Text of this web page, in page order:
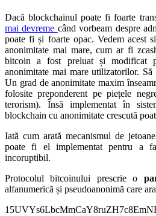
Dacă blockchainul poate fi foarte
mai devreme când vorbeam despre
poate fi și foarte opac. Vedem acest
anonimitate mai mare, cum ar fi
bitcoin a fost preluat și modificat
anonimitate mai mare utilizatorilor.
Un grad de anonimitate maxim
folosite preponderent pe piețele
terorism). Însă implementat în
blockchain cu anonimitate crescută
Iată cum arată mecanismul de
poate fi el implementat pentru a
incoruptibil.
Protocolul bitcoinului prescrie o
alfanumerică și pseudoanonimă care